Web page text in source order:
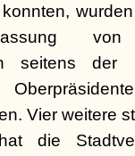
seitens
Vier weitere
die